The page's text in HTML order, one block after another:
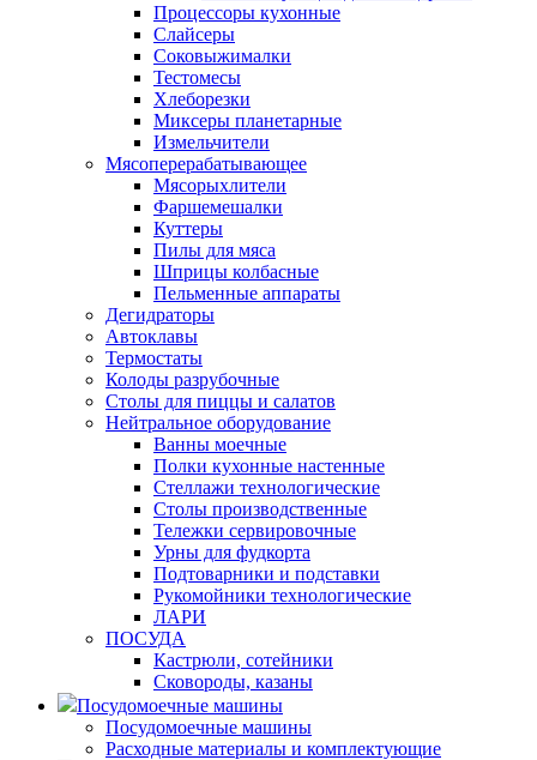
Процессоры кухонные
Слайсеры
Соковыжималки
Тестомесы
Хлеборезки
Миксеры планетарные
Измельчители
Мясоперерабатывающее
Мясорыхлители
Фаршемешалки
Куттеры
Пилы для мяса
Шприцы колбасные
Пельменные аппараты
Дегидраторы
Автоклавы
Термостаты
Колоды разрубочные
Столы для пиццы и салатов
Нейтральное оборудование
Ванны моечные
Полки кухонные настенные
Стеллажи технологические
Столы производственные
Тележки сервировочные
Урны для фудкорта
Подтоварники и подставки
Рукомойники технологические
ЛАРИ
ПОСУДА
Кастрюли, сотейники
Сковороды, казаны
Посудомоечные машины
Посудомоечные машины
Расходные материалы и комплектующие